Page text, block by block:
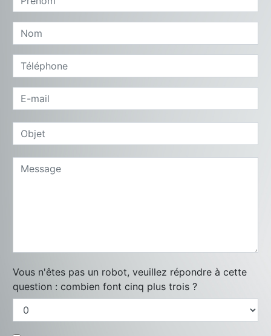
Vous n'êtes pas un robot, veuillez répondre à cette
question : combien font cinq plus trois ?